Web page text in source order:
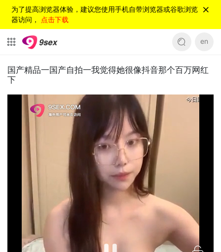
为了提高浏览器体验，建议您使用手机自带浏览器或谷歌浏览
器访问， 点击下载
en
国产精品一国产自拍一我觉得她很像抖音那个百万网红
下